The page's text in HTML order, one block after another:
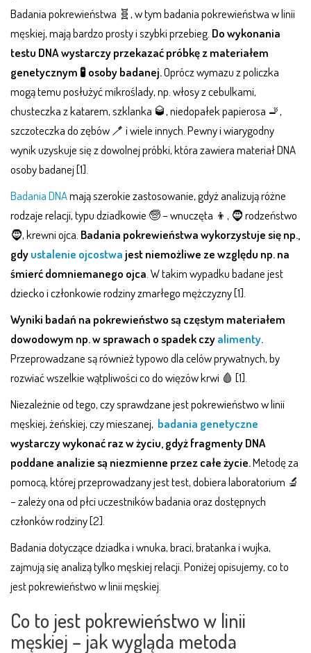
Badania pokrewieństwa 🧬, w tym badania pokrewieństwa w linii
męskiej, mają bardzo prosty i szybki przebieg. Do wykonania
testu DNA wystarczy przekazać próbkę z materiałem
genetycznym 🧪 osoby badanej.Oprócz wymazu z policzka
mogą temu posłużyć mikroślady, np. włosy z cebulkami,
chusteczka z katarem, szklanka 🥃, niedopałek papierosa 🚬,
szczoteczka do zębów 🪥 i wiele innych. Pewny i wiarygodny
wynik uzyskuje się z dowolnej próbki, która zawiera materiał DNA
osoby badanej [1].
Badania DNAmają szerokie zastosowanie, gdyż analizują różne
rodzaje relacji, typu dziadkowie 🧓 – wnuczęta 👦, 🧔 rodzeństwo
🧔, krewni ojca. Badania pokrewieństwa wykorzystuje się np.,
gdyustalenie ojcostwa jest niemożliwe ze względu np. na
śmierć domniemanego ojca . W takim wypadku badane jest
dziecko i członkowie rodziny zmarłego mężczyzny [1].
Wyniki badań na pokrewieństwo są częstym materiałem
dowodowym np. w sprawach o spadek czyalimenty.
Przeprowadzane są również typowo dla celów prywatnych, by
rozwiać wszelkie wątpliwości co do więzów krwi 🩸 [1].
Niezależnie od tego, czy sprawdzane jest pokrewieństwo w linii
męskiej, żeńskiej, czy mieszanej, badania genetyczne
wystarczy wykonać raz w życiu, gdyż fragmenty DNA
poddane analizie są niezmienne przez całe życie.Metodę za
pomocą, której przeprowadzany jest test, dobiera laboratorium 🔬
– zależy ona od płci uczestników badania oraz dostępnych
członków rodziny [2].
Badania dotyczące dziadka i wnuka, braci, bratanka i wujka,
zajmują się analizą tylko męskiej relacji. Poniżej opisujemy, co to
jest pokrewieństwo w linii męskiej.
Co to jest pokrewieństwo w linii
męskiej – jak wygląda metoda